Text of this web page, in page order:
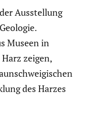
Ausstel­lung
Museen in
zeigen,
des Harzes